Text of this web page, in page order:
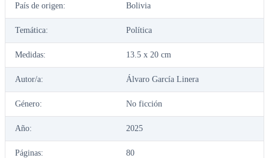
País de origen: Bolivia
Temática: Política
Medidas: 13.5 x 20 cm
Autor/a: Álvaro García Linera
Género: No ficción
Año: 2025
Páginas: 80